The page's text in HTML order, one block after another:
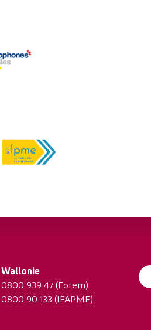
Wallonie
0800 939 47(Forem)
0800 90 133 (IFAPME)